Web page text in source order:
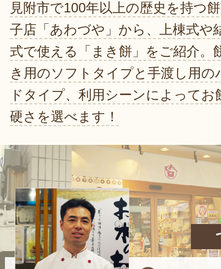
見附市で100年以上の歴史を持つ
子店「あわづや」から、上棟式や
式で使える「まき餅」をご紹介。
き用のソフトタイプと手渡し用の
ドタイプ、利用シーンによってお
硬さを選べます！